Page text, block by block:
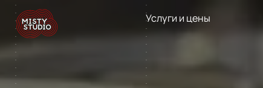
Услуги и цены